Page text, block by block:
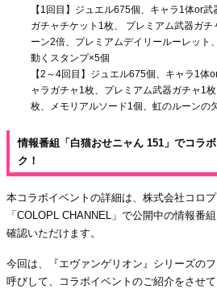
【1回目】ジュエル675個、キャラ1体or
ガチャチケット1枚、 プレミアム武器ガチ
ーン2倍、プレミアムデイリールーレット
動くスタンプ×5個
【2～4回目】ジュエル675個、キャラ1体
ャラガチャ1枚、プレミアム武器ガチャ1
枚、メモリアルソード1個、虹のルーンの
情報番組「白猫おせニャん 151」でコラ
ク！
本コラボイベントの詳細は、株式会社コロ
「COLOPL CHANNEL」で公開中の情報番
確認いただけます。
今回は、『エヴァンゲリオン』シリーズの
呼びして、コラボイベントのご紹介をさせて